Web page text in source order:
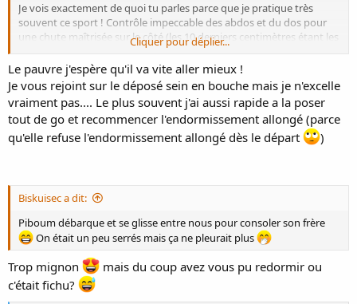
Je vois exactement de quoi tu parles parce que je pratique très
souvent ce sport ! Contrôle impeccable des abdos et du dos pour
une chute maîtrisée sur le côté (les 10 derniers centimètres étant les
plus difficiles), tout ça en essayant de garder le téton à peu près
aligné avec la bouche du bébé, puis dégager le bras de dessous la
tête en mode ninja… c’est une discipline exigeante
Cliquer pour déplier...
Le pauvre j'espère qu'il va vite aller mieux !
Je vous rejoint sur le déposé sein en bouche mais je n'excelle
vraiment pas.... Le plus souvent j'ai aussi rapide a la poser
tout de go et recommencer l'endormissement allongé (parce
qu'elle refuse l'endormissement allongé dès le départ
)
Biskuisec a dit:
Piboum débarque et se glisse entre nous pour consoler son frère
On était un peu serrés mais ça ne pleurait plus
Trop mignon
mais du coup avez vous pu redormir ou
c'était fichu?